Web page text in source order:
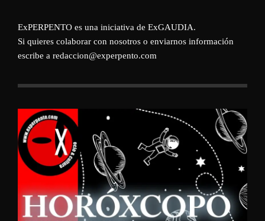
ExPERPENTO es una iniciativa de ExGAUDIA.
Si quieres colaborar con nosotros o enviarnos información
escribe a redaccion@experpento.com